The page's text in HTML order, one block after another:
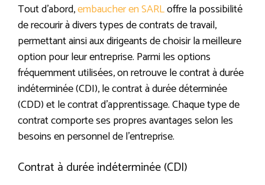
Tout d’abord,embaucher en SARLoffre la possibilité
de recourir à divers types de contrats de travail,
permettant ainsi aux dirigeants de choisir la meilleure
option pour leur entreprise. Parmi les options
fréquemment utilisées, on retrouve le contrat à durée
indéterminée (CDI), le contrat à durée déterminée
(CDD) et le contrat d’apprentissage. Chaque type de
contrat comporte ses propres avantages selon les
besoins en personnel de l’entreprise.
Contrat à durée indéterminée (CDI)